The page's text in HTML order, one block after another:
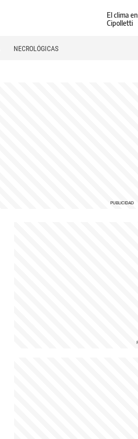
El clima en
Cipolletti
NECROLÓGICAS